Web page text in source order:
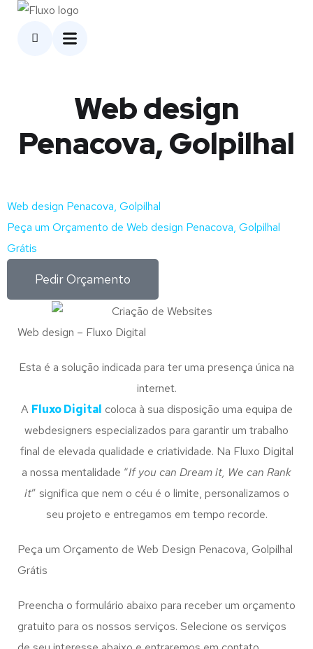
Web design
Penacova, Golpilhal
Web design Penacova, Golpilhal
Peça um Orçamento de Web design Penacova, Golpilhal
Grátis
Pedir Orçamento
Web design – Fluxo Digital
Esta é a solução indicada para ter uma presença única na
internet.
A Fluxo Digital coloca à sua disposição uma equipa de
webdesigners especializados para garantir um trabalho
final de elevada qualidade e criatividade. Na Fluxo Digital
a nossa mentalidade “If you can Dream it, We can Rank
it” significa que nem o céu é o limite, personalizamos o
seu projeto e entregamos em tempo recorde.
Peça um Orçamento de Web Design Penacova, Golpilhal
Grátis
Preencha o formulário abaixo para receber um orçamento
gratuito para os nossos serviços. Selecione os serviços